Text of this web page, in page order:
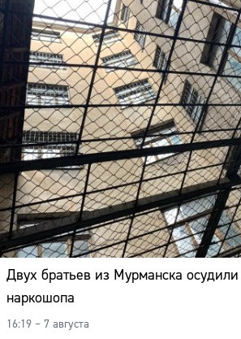
Двух братьев из Мурманска
наркошопа
16:19 – 7 августа